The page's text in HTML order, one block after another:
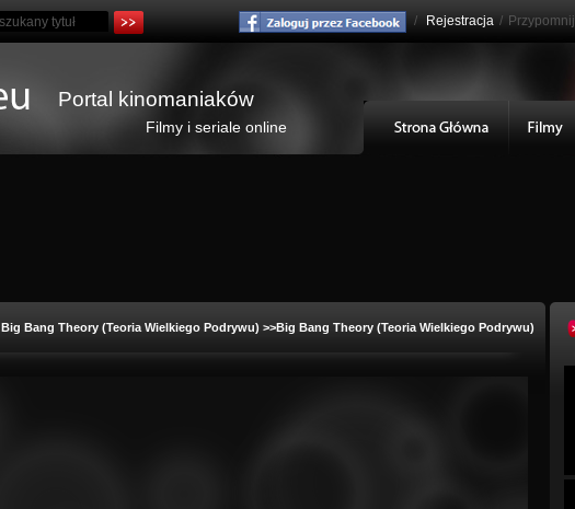
/ Rejestracja /
Portal kinomaniaków
Filmy i seriale online
Big Bang Theory (Teoria Wielkiego Podrywu) >>Big Bang Theory (Teoria Wielkiego Podrywu)